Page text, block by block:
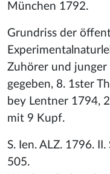
München 1792.
Grundriss der
Zuhörer und
gegeben, 8. 1ster
bey Lentner 1794,
mit 9 Kupf.
S. Ien. ALZ. 1796.
505.